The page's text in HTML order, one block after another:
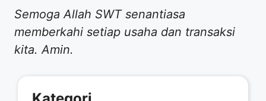
Semoga Allah SWT senantiasa
memberkahi setiap usaha dan transaksi
kita. Amin.